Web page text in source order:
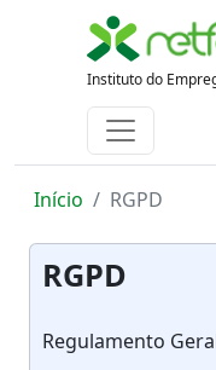
Instituto do
Início RGPD
RGPD
Regulamento